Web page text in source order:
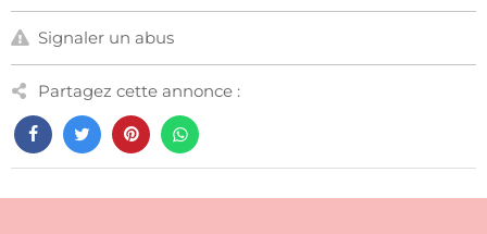
Signaler un abus
Partagez cette annonce :